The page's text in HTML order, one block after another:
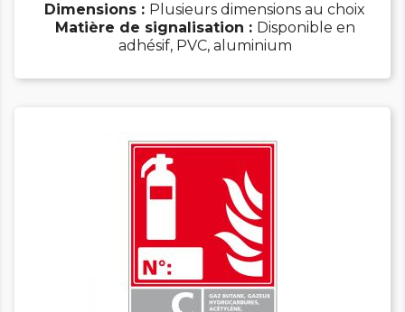
Dimensions : Plusieurs dimensions au choix
Matière de signalisation : Disponible en
adhésif, PVC, aluminium